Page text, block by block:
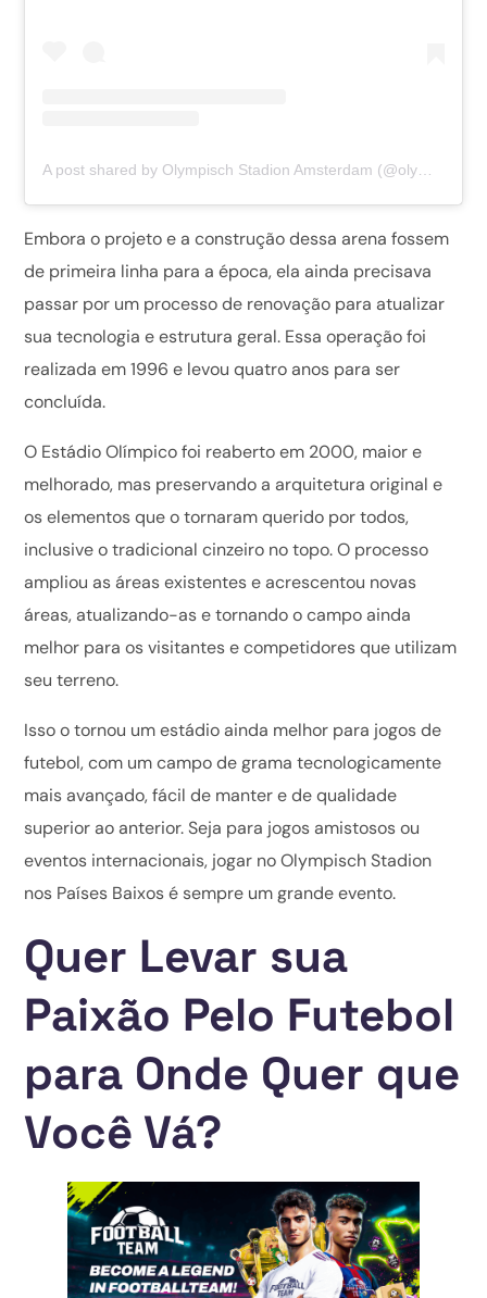
A post shared by Olympisch Stadion Amsterdam (@olympischstadion)
Embora o projeto e a construção dessa arena fossem
de primeira linha para a época, ela ainda precisava
passar por um processo de renovação para atualizar
sua tecnologia e estrutura geral. Essa operação foi
realizada em 1996 e levou quatro anos para ser
concluída.
O Estádio Olímpico foi reaberto em 2000, maior e
melhorado, mas preservando a arquitetura original e
os elementos que o tornaram querido por todos,
inclusive o tradicional cinzeiro no topo. O processo
ampliou as áreas existentes e acrescentou novas
áreas, atualizando-as e tornando o campo ainda
melhor para os visitantes e competidores que utilizam
seu terreno.
Isso o tornou um estádio ainda melhor para jogos de
futebol, com um campo de grama tecnologicamente
mais avançado, fácil de manter e de qualidade
superior ao anterior. Seja para jogos amistosos ou
eventos internacionais, jogar no Olympisch Stadion
nos Países Baixos é sempre um grande evento.
Quer Levar sua
Paixão Pelo Futebol
para Onde Quer que
Você Vá?